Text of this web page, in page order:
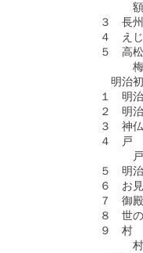
額田
３　長
４　え
５　高
梅園
明治初
１　明
２　明
３　神
４　戸
戸籍
５　明
６　お
７　御
８　世
９　村
村財